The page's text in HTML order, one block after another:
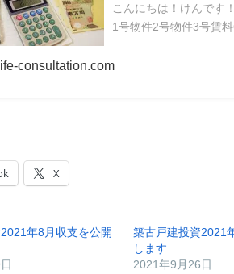
こんにちは！けんです
1号物件2号物件3号賃料
consultation.com
X
年8月収支を公開
築古戸建投資2021
します
2021年9月26日